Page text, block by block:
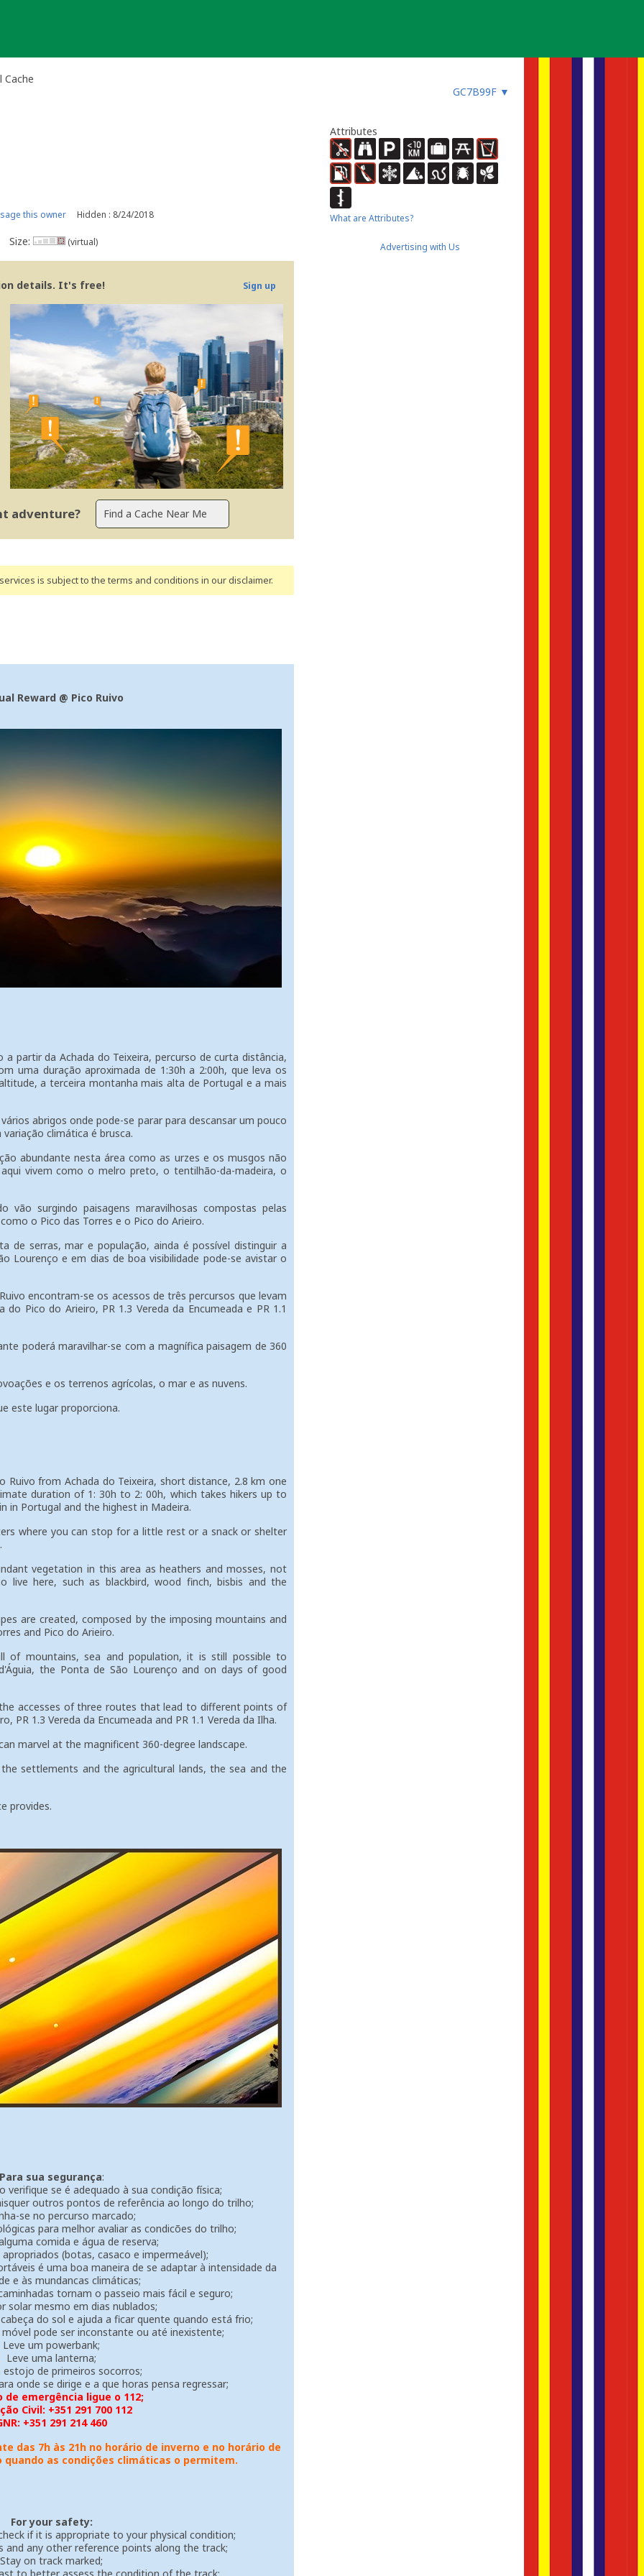
Cache
GC7B99F ▼
this owner Hidden : 8/24/2018
Size: (virtual)
details. It's free! Sign up
adventure?
is subject to the terms and conditions in our disclaimer.
Reward @ Pico Ruivo
da Achada do Teixeira, percurso de curta distância,
uma duração aproximada de 1:30h a 2:00h, que leva os
a terceira montanha mais alta de Portugal e a mais
abrigos onde pode-se parar para descansar um pouco
climática é brusca.
abundante nesta área como as urzes e os musgos não
vivem como o melro preto, o tentilhão-da-madeira, o
surgindo paisagens maravilhosas compostas pelas
o Pico das Torres e o Pico do Arieiro.
serras, mar e população, ainda é possível distinguir a
Lourenço e em dias de boa visibilidade pode-se avistar o
encontram-se os acessos de três percursos que levam
Pico do Arieiro, PR 1.3 Vereda da Encumeada e PR 1.1
poderá maravilhar-se com a magnífica paisagem de 360
e os terrenos agrícolas, o mar e as nuvens.
este lugar proporciona.
from Achada do Teixeira, short distance, 2.8 km one
duration of 1: 30h to 2: 00h, which takes hikers up to
in Portugal and the highest in Madeira.
where you can stop for a little rest or a snack or shelter
vegetation in this area as heathers and mosses, not
live here, such as blackbird, wood finch, bisbis and the
are created, composed by the imposing mountains and
and Pico do Arieiro.
mountains, sea and population, it is still possible to
the Ponta de São Lourenço and on days of good
accesses of three routes that lead to different points of
PR 1.3 Vereda da Encumeada and PR 1.1 Vereda da Ilha.
marvel at the magnificent 360-degree landscape.
and the agricultural lands, the sea and the
provides.
sua segurança:
verifique se é adequado à sua condição física;
outros pontos de referência ao longo do trilho;
se no percurso marcado;
para melhor avaliar as condicões do trilho;
comida e água de reserva;
(botas, casaco e impermeável);
é uma boa maneira de se adaptar à intensidade da
e às mundancas climáticas;
tornam o passeio mais fácil e seguro;
solar mesmo em dias nublados;
do sol e ajuda a ficar quente quando está frio;
pode ser inconstante ou até inexistente;
Leve um powerbank;
Leve uma lanterna;
estojo de primeiros socorros;
onde se dirige e a que horas pensa regressar;
de emergência ligue o 112;
Civil: +351 291 700 112
+351 291 214 460
das 7h às 21h no horário de inverno e no horário de
as condições climáticas o permitem.
For your safety:
if it is appropriate to your physical condition;
any other reference points along the track;
Stay on track marked;
Attributes
What are Attributes?
Advertising with Us